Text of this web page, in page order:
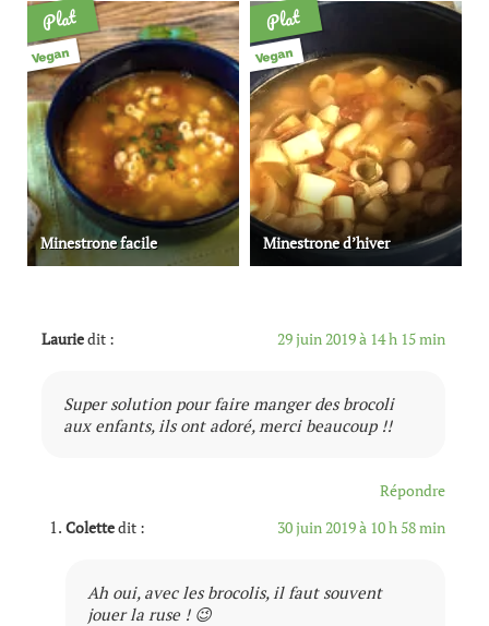
Plat
Vegan
Minestrone facile
Plat
Vegan
Minestrone d’hiver
Lauriedit : 29 juin 2019 à 14 h 15 min
Super solution pour faire manger des brocoli
aux enfants, ils ont adoré, merci beaucoup !!
Répondre
Colettedit : 30 juin 2019 à 10 h 58 min
Ah oui, avec les brocolis, il faut souvent
jouer la ruse ! 😉